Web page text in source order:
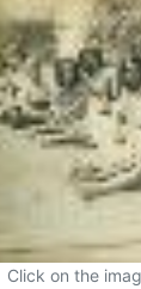
Click on the